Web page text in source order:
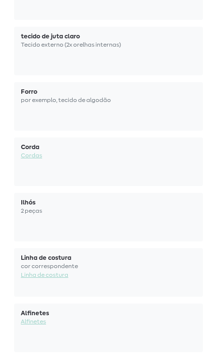
tecido de juta claro
Tecido externo (2x orelhas internas)
Forro
por exemplo, tecido de algodão
Corda
Cordas
Ilhós
2 peças
Linha de costura
cor correspondente
Linha de costura
Alfinetes
Alfinetes